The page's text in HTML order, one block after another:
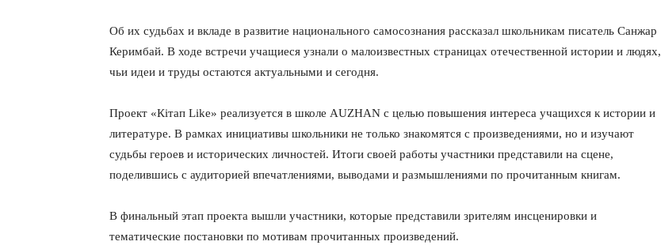
Об их судьбах и вкладе в развитие национального самосознания рассказал школьникам писатель Санжар
Керимбай. В ходе встречи учащиеся узнали о малоизвестных страницах отечественной истории и людях,
чьи идеи и труды остаются актуальными и сегодня.
Проект «Кітап Like» реализуется в школе AUZHAN с целью повышения интереса учащихся к истории и
литературе. В рамках инициативы школьники не только знакомятся с произведениями, но и изучают
судьбы героев и исторических личностей. Итоги своей работы участники представили на сцене,
поделившись с аудиторией впечатлениями, выводами и размышлениями по прочитанным книгам.
В финальный этап проекта вышли участники, которые представили зрителям инсценировки и
тематические постановки по мотивам прочитанных произведений.